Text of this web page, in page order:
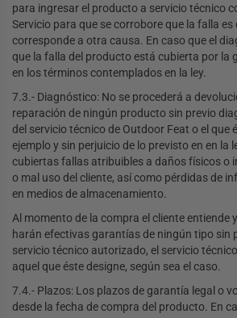
para ingresar el producto a servicio técnico
Servicio para que se corrobore que la falla
corresponde a otra causa. En caso que el
que la falla del producto está cubierta por la
en los términos contemplados en la ley.
7.3.- Diagnóstico: No se procederá a
reparación de ningún producto sin previo
del servicio técnico de Outdoor Feat o el que
ejemplo y sin perjuicio de lo previsto en en la
cubiertas fallas atribuibles a daños físicos o
o mal uso del cliente, así como pérdidas de
en medios de almacenamiento.
Al momento de la compra el cliente entiende
harán efectivas garantías de ningún tipo sin
servicio técnico autorizado, el servicio
aquel que éste designe, según sea el caso.
7.4.- Plazos: Los plazos de garantía legal o
desde la fecha de compra del producto. En